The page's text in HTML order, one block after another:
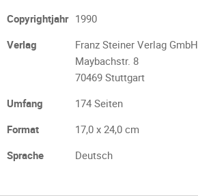
Copyrightjahr 1990
Verlag
Franz Steiner Verlag GmbH
Maybachstr. 8
70469 Stuttgart
Umfang
174 Seiten
Format
17,0 x 24,0 cm
Sprache
Deutsch